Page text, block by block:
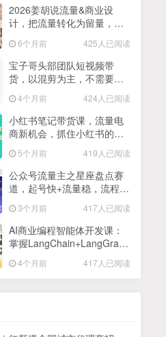
聊聊天就有收益的项目，一个月收益5000+
全新玩法，搭配文档和网页，日入1k+零门槛小白首选副业
公域转私域变现，日轻松变现2张+，5分钟简单复制好上手
玩法，冷门赛道，日入1k+
，一天轻松300+，操作简单上手快
，手机操作单号月入4-5位数，低门槛【附指令+工具】
玩法，单月涨粉3000+，新手小白也能做
2026姜胡说流量&商业设
计，把流量转化为留量，设
6个月前 425人已阅读
宝子哥头部团队短视频带
货，以混剪为主，不需要真
26年3月】
4个月前 424人已阅读
小红书笔记带货课，流量电
商新机会，抓住小红书的流
5个月前 419人已阅读
公众号流量主之星座盘点赛
道，起号快+流量稳，流程简
3个月前 417人已阅读
AI商业编程智能体开发课：
掌握LangChain+LangGraph
心能力
4个月前 417人已阅读